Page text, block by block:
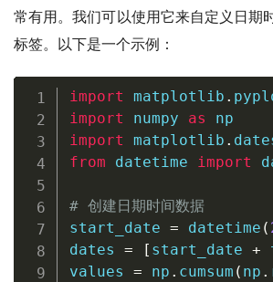
常有用。我们可以使用它来自定义日期
标签。以下是一个示例：
import matplotlib .
import numpy as
import matplotlib .
from datetime import
# 创建日期时间数据
start_date = datetime (
dates = [ start_date +
values = np . cumsum ( np .